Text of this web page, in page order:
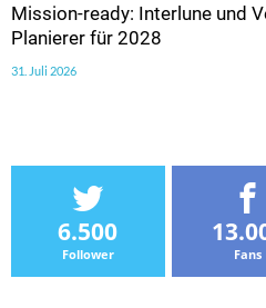
Mission-ready: Interlune und
Planierer für 2028
31. Juli 2026
6.500
Follower Fans